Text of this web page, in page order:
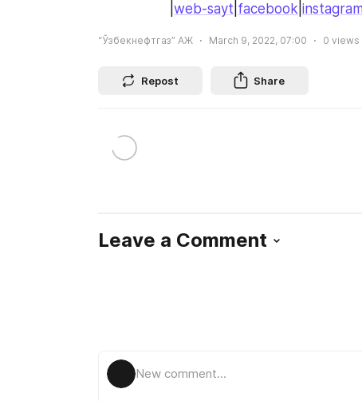
web-sayt facebook instagram
“Ўзбекнефтгаз” АЖ March 9, 2022, 07:00 0 views
Repost Share
Leave a Comment